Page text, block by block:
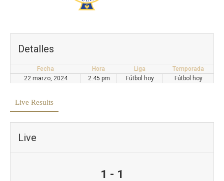
Detalles
Fecha Hora Liga
Temporada
22 marzo, 2024
2:45 pm Fútbol hoy Fútbol hoy
Live Results
Live
1 - 1